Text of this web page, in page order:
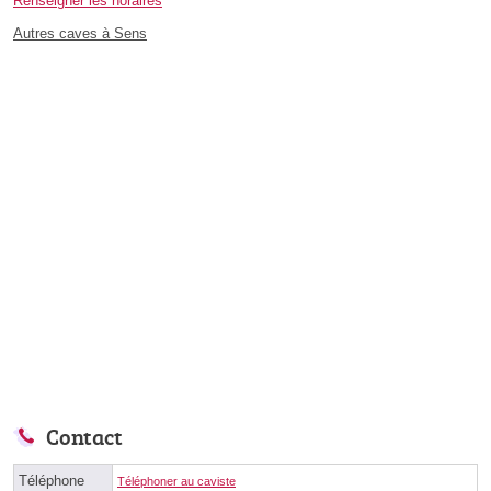
Autres caves à Sens
Contact
Téléphone Téléphoner au caviste